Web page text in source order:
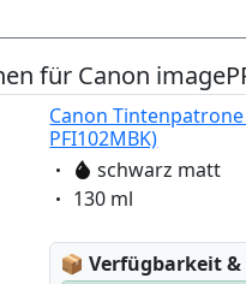
für Canon
Canon
PFI102MBK)
Eigenschaft:
schwarz matt
Eigenschaft:
130 ml
📦Lagerstatus:
Verfügbarkeit